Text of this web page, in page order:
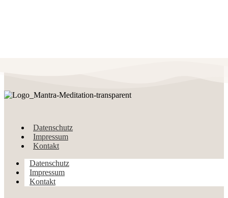
Datenschutz
Impressum
Kontakt
Datenschutz
Impressum
Kontakt